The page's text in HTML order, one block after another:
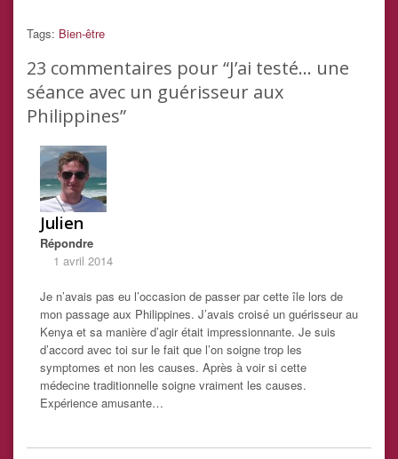
Tags: Bien-être
23 commentaires pour “J’ai testé… une
séance avec un guérisseur aux
Philippines”
Julien
Répondre
1 avril 2014
Je n’avais pas eu l’occasion de passer par cette île lors de
mon passage aux Philippines. J’avais croisé un guérisseur au
Kenya et sa manière d’agir était impressionnante. Je suis
d’accord avec toi sur le fait que l’on soigne trop les
symptomes et non les causes. Après à voir si cette
médecine traditionnelle soigne vraiment les causes.
Expérience amusante…